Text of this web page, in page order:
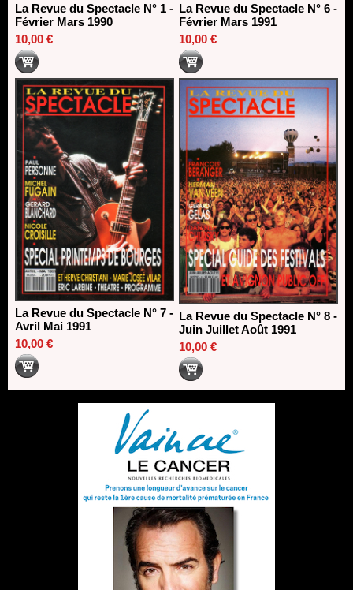
La Revue du Spectacle N° 1 -
Février Mars 1990
10,00 €
La Revue du Spectacle N° 6 -
Février Mars 1991
10,00 €
La Revue du Spectacle N° 7 -
Avril Mai 1991
10,00 €
La Revue du Spectacle N° 8 -
Juin Juillet Août 1991
10,00 €